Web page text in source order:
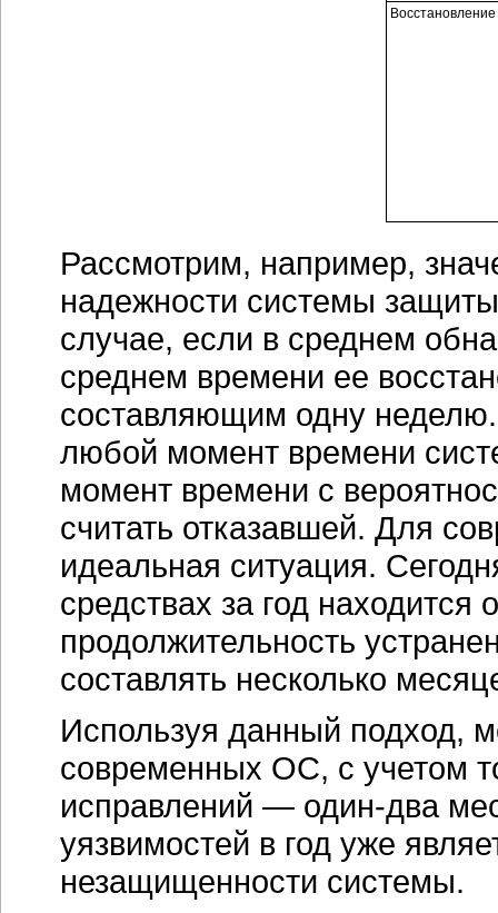
Восстановление
Рассмотрим, например,
надежности системы
случае, если в среднем
среднем времени ее
составляющим одну неделю.
любой момент времени
момент времени с
считать отказавшей. Для
идеальная ситуация.
средствах за год
продолжительность
составлять несколько
Используя данный подход,
современных ОС, с учетом
исправлений — один-два
уязвимостей в год уже
незащищенности системы.